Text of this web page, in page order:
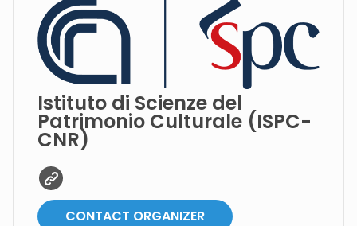
Istituto di Scienze del
Patrimonio Culturale (ISPC-
CNR)
CONTACT ORGANIZER